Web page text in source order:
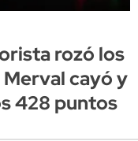
rozó los
Merval cayó y
428 puntos